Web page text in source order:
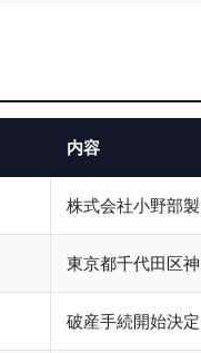
内容
株式会社小野部
東京都千代田区
破産手続開始決定